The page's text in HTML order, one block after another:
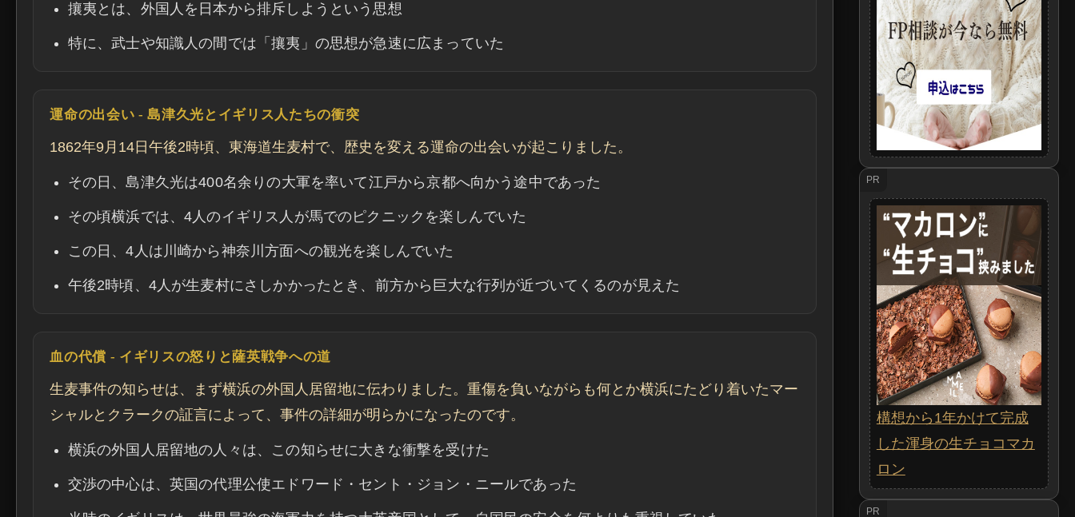
攘夷とは、外国人を日本から排斥しようという思想
特に、武士や知識人の間では「攘夷」の思想が急速に広まっていた
運命の出会い - 島津久光とイギリス人たちの衝突
1862年9月14日午後2時頃、東海道生麦村で、歴史を変える運命の出会いが起こりました。
その日、島津久光は400名余りの大軍を率いて江戸から京都へ向かう途中であった
その頃横浜では、4人のイギリス人が馬でのピクニックを楽しんでいた
この日、4人は川崎から神奈川方面への観光を楽しんでいた
午後2時頃、4人が生麦村にさしかかったとき、前方から巨大な行列が近づいてくるのが見えた
血の代償 - イギリスの怒りと薩英戦争への道
生麦事件の知らせは、まず横浜の外国人居留地に伝わりました。重傷を負いながらも何とか横浜にたどり着いたマー
シャルとクラークの証言によって、事件の詳細が明らかになったのです。
横浜の外国人居留地の人々は、この知らせに大きな衝撃を受けた
交渉の中心は、英国の代理公使エドワード・セント・ジョン・ニールであった
PR
構想から1年かけて完成
した渾身の生チョコマカ
ロン
PR